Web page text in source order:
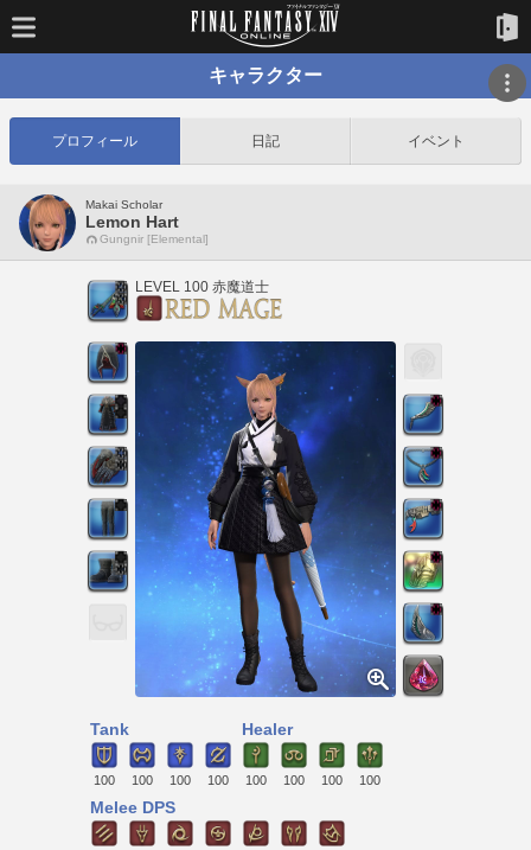
キャラクター
プロフィール 日記 イベント
Makai Scholar
Lemon Hart
Gungnir [Elemental]
LEVEL 100 赤魔道士
Tank
100 100 100 100
Healer
100 100 100 100
Melee DPS